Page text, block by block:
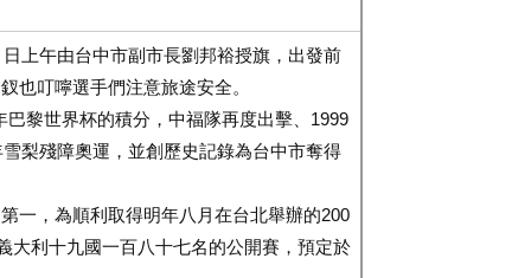
上午由台中市副市長劉邦裕授旗，出發前
也叮嚀選手們注意旅途安全。
黎世界杯的積分，中福隊再度出擊、1999
梨殘障奧運，並創歷史記錄為台中市奪得
一，為順利取得明年八月在台北舉辦的200
大利十九國一百八十七名的公開賽，預定於